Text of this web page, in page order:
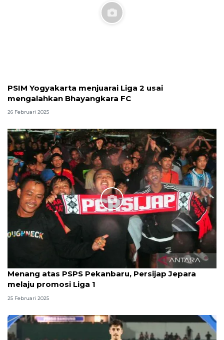
PSIM Yogyakarta menjuarai Liga 2 usai
mengalahkan Bhayangkara FC
26 Februari 2025
Menang atas PSPS Pekanbaru, Persijap Jepara
melaju promosi Liga 1
25 Februari 2025